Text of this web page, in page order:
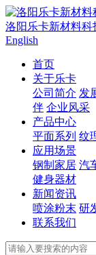
洛阳乐卡新材料科
English
首页
关于乐卡
公司简介 发
伴 企业风采
产品中心
平面系列 纹
应用场景
钢制家居 汽
健身器材
新闻资讯
喷涂粉末 研
联系我们